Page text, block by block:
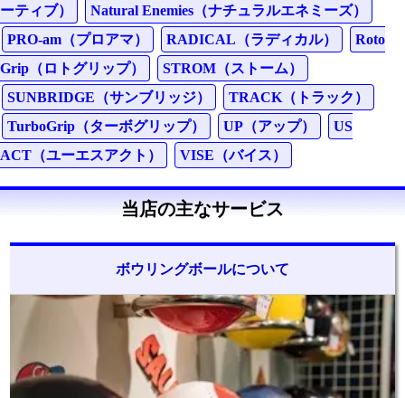
ーティブ）
Natural Enemies（ナチュラルエネミーズ）
PRO-am（プロアマ）
RADICAL（ラディカル）
Roto
Grip（ロトグリップ）
STROM（ストーム）
SUNBRIDGE（サンブリッジ）
TRACK（トラック）
TurboGrip（ターボグリップ）
UP（アップ）
US
ACT（ユーエスアクト）
VISE（バイス）
当店の主なサービス
ボウリングボールについて